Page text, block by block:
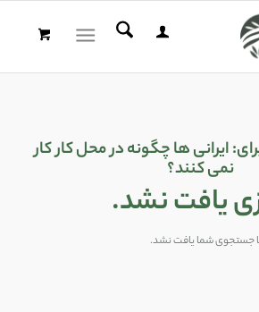
ایرانی ها چگونه در محل کار کار
نمی کنند؟
یافت نشد.
جستجوی شما یافت نشد.